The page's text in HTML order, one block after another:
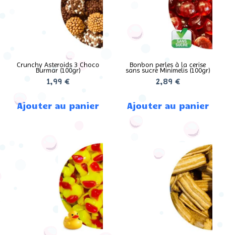
Crunchy Asteroids 3 Choco
Burmar (100gr)
1,99 €
Ajouter au panier
Bonbon perles à la cerise
sans sucre Minimelis (100gr)
2,89 €
Ajouter au panier